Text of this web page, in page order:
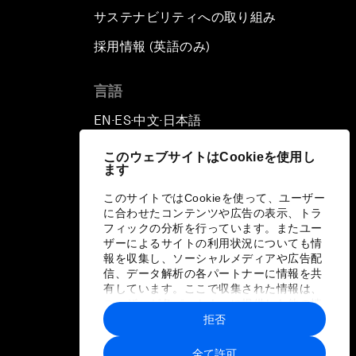
このウェブサイトはCookieを使用し
ます
このサイトではCookieを使って、ユーザー
に合わせたコンテンツや広告の表示、トラ
フィックの分析を行っています。またユー
ザーによるサイトの利用状況についても情
報を収集し、ソーシャルメディアや広告配
信、データ解析の各パートナーに情報を共
有しています。ここで収集された情報は、
ユーザーが各パートナーに提供した他の情
報や各パートナーのサービスを使用した際
に収集された情報と組み合わされ、各パー
トナーによって使用されることがありま
全て許可
拒否
サステナビリティへの取り組み
採用情報 (英語のみ)
言語
EN ▪ES▪中文▪ 日本語